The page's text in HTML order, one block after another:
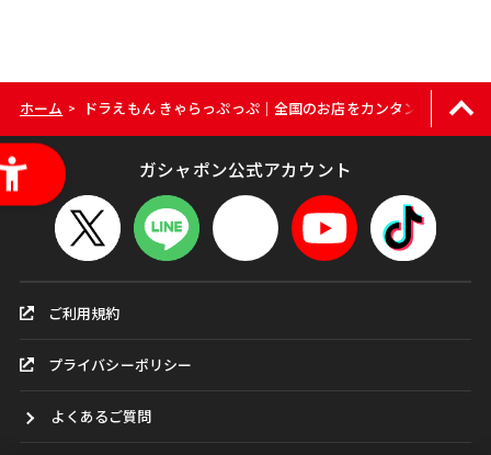
ホーム > ドラえもん きゃらっぷっぷ｜全国のお店をカンタン検索
ガシャポン公式アカウント
ご利用規約
プライバシーポリシー
よくあるご質問